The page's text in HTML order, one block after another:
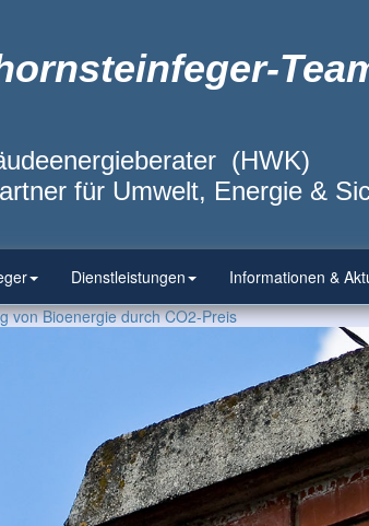
(HWK)
für Umwelt, Energie &
Dienstleistungen Informationen &
von Bioenergie durch CO2-Preis